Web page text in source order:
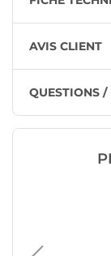
AVIS CLIENT
QUESTIONS /